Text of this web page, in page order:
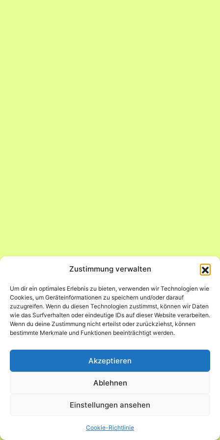
Zustimmung verwalten
Um dir ein optimales Erlebnis zu bieten, verwenden wir Technologien wie
Cookies, um Geräteinformationen zu speichern und/oder darauf
zuzugreifen. Wenn du diesen Technologien zustimmst, können wir Daten
wie das Surfverhalten oder eindeutige IDs auf dieser Website verarbeiten.
Wenn du deine Zustimmung nicht erteilst oder zurückziehst, können
bestimmte Merkmale und Funktionen beeinträchtigt werden.
Akzeptieren
Ablehnen
Einstellungen ansehen
Cookie-Richtlinie